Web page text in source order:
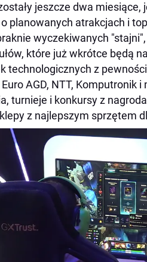
jeszcze dwa
planowanych atrakcjach i
wyczekiwanych
które już wkrótce będą
technologicznych z
AGD, NTT,
turnieje i konkursy z
z najlepszym sprzętem